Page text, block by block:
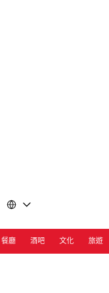
餐廳 酒吧 文化 旅遊